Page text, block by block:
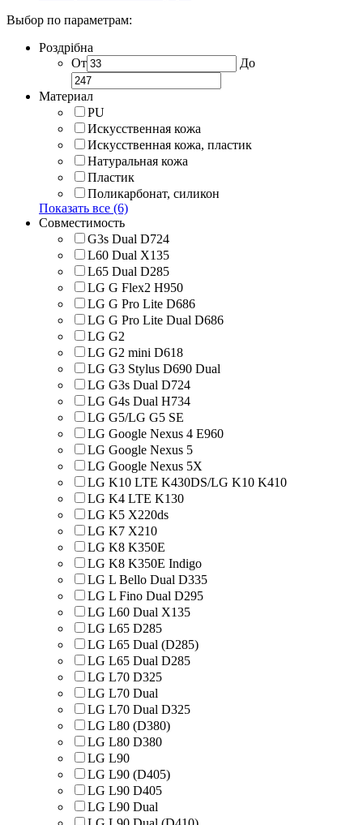
Выбор по параметрам:
Роздрібна
От
До
Материал
PU
Искусственная кожа
Искусственная кожа, пластик
Натуральная кожа
Пластик
Поликарбонат, силикон
Показать все (6)
Совместимость
G3s Dual D724
L60 Dual X135
L65 Dual D285
LG G Flex2 H950
LG G Pro Lite D686
LG G Pro Lite Dual D686
LG G2
LG G2 mini D618
LG G3 Stylus D690 Dual
LG G3s Dual D724
LG G4s Dual H734
LG G5/LG G5 SE
LG Google Nexus 4 E960
LG Google Nexus 5
LG Google Nexus 5X
LG K10 LTE K430DS/LG K10 K410
LG K4 LTE K130
LG K5 X220ds
LG K7 X210
LG K8 K350E
LG K8 K350E Indigo
LG L Bello Dual D335
LG L Fino Dual D295
LG L60 Dual X135
LG L65 D285
LG L65 Dual (D285)
LG L65 Dual D285
LG L70 D325
LG L70 Dual
LG L70 Dual D325
LG L80 (D380)
LG L80 D380
LG L90
LG L90 (D405)
LG L90 D405
LG L90 Dual